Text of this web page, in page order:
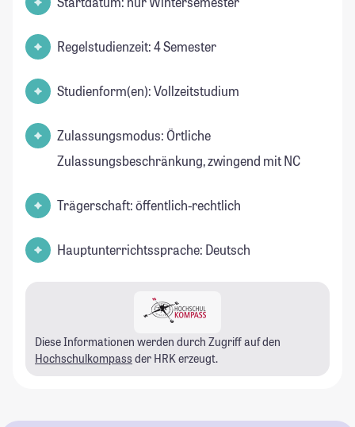
Regelstudienzeit: 4 Semester
Studienform(en): Vollzeitstudium
Zulassungsmodus: Örtliche
Zulassungsbeschränkung, zwingend mit NC
Trägerschaft: öffentlich-rechtlich
Hauptunterrichtssprache: Deutsch
Diese Informationen werden durch Zugriff auf den
Hochschulkompass der HRK erzeugt.